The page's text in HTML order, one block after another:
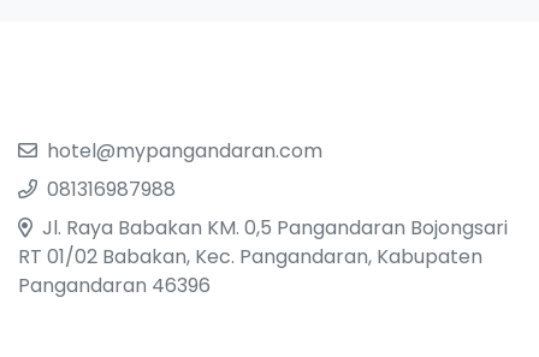
hotel@mypangandaran.com
081316987988
Jl. Raya Babakan KM. 0,5 Pangandaran Bojongsari
RT 01/02 Babakan, Kec. Pangandaran, Kabupaten
Pangandaran 46396